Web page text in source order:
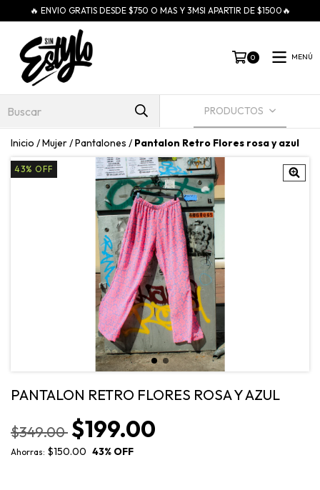
🔥 ENVIO GRATIS DESDE $750 O MAS Y 3MSI APARTIR DE $1500🔥
0 MENÚ
PRODUCTOS
Inicio /Mujer/Pantalones / Pantalon Retro Flores rosa y azul
43% OFF
PANTALON RETRO FLORES ROSA Y AZUL
$349.00 $199.00
Ahorras: $150.00 43% OFF